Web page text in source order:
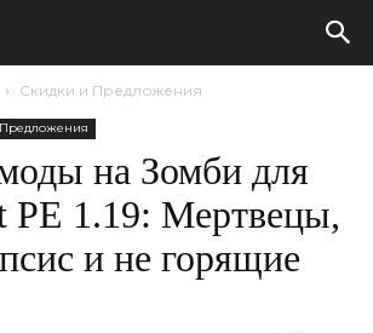
Скидки и Предложения
на Зомби для
PE 1.19: Мертвецы,
и не горящие